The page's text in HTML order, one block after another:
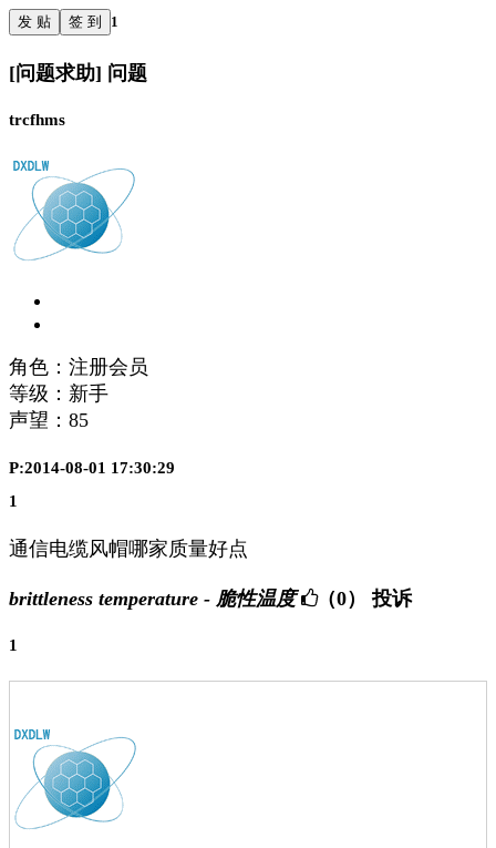
发 贴 签 到 1
[问题求助] 问题
trcfhms
角色：注册会员
等级：新手
声望： 85
P:2014-08-01 17:30:29
1
通信电缆风帽哪家质量好点
brittleness temperature - 脆性温度 （0） 投诉
1